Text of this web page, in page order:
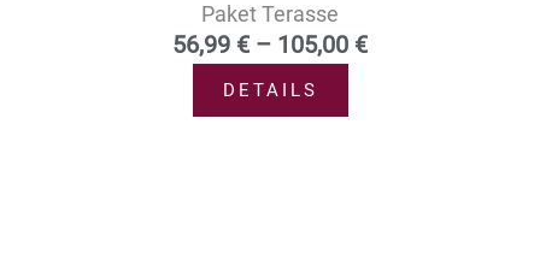
Paket Terasse
56,99 € – 105,00 €
DETAILS